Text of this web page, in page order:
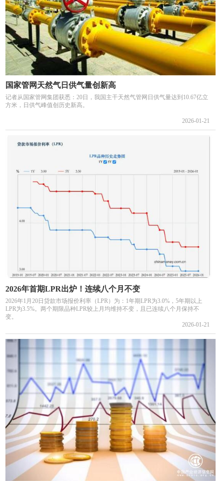
国家管网天然气日供气量创新高
记者从国家管网集团获悉：20日，我国主干天然气管网日供气量达到10.67亿立
方米，日供气峰值创历史新高。
2026-01-21
2026年首期LPR出炉！连续八个月不变
2026年1月20日贷款市场报价利率（LPR）为：1年期LPR为3.0%，5年期以上
LPR为3.5%。两个期限品种LPR较上月均维持不变，且已连续八个月保持不
变。
2026-01-21